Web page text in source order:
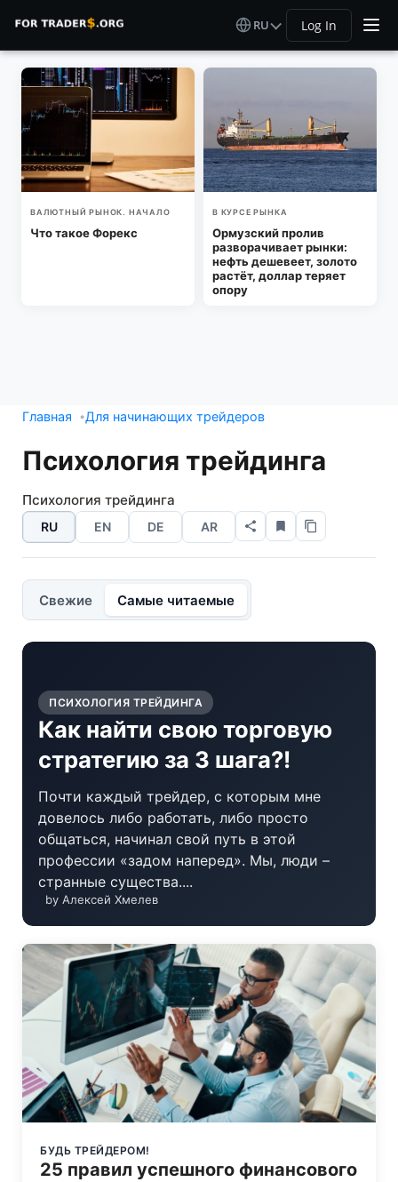
RU Log In
ВАЛЮТНЫЙ РЫНОК. НАЧАЛО
Что такое Форекс
В КУРСЕ РЫНКА
Ормузский пролив
разворачивает рынки:
нефть дешевеет, золото
растёт, доллар теряет
опору
Главная Для начинающих трейдеров
Психология трейдинга
Психология трейдинга
RU EN DE AR
Свежие Самые читаемые
ПСИХОЛОГИЯ ТРЕЙДИНГА
Как найти свою торговую
стратегию за 3 шага?!
Почти каждый трейдер, с которым мне
довелось либо работать, либо просто
общаться, начинал свой путь в этой
профессии «задом наперед». Мы, люди –
странные существа....
by Алексей Хмелев
БУДЬ ТРЕЙДЕРОМ!
25 правил успешного финансового